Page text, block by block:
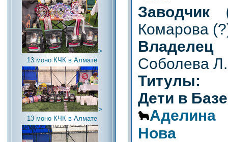
>
13 моно КЧК в Алмате
>
13 моно КЧК в Алмате
Заводчик
Комарова
Владелец
Соболева
Титулы:
Дети в
Нова